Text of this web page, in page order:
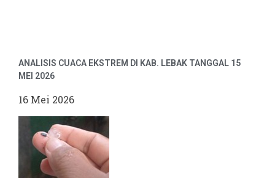
ANALISIS CUACA EKSTREM DI KAB. LEBAK TANGGAL 15
MEI 2026
16 Mei 2026